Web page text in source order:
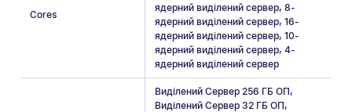
Cores
ядерний виділений сервер,8-
ядерний виділений сервер,16-
ядерний виділений сервер,10-
ядерний виділений сервер,4-
ядерний виділений сервер
Виділений Сервер 256 ГБ ОП,
Виділений Сервер 32 ГБ ОП,